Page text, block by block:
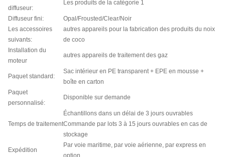
diffuseur:
Les produits de la catégorie 1
Diffuseur fini:
Opal/Frousted/Clear/Noir
Les accessoires
suivants:
autres appareils pour la fabrication des produits du noix
de coco
Installation du
moteur
autres appareils de traitement des gaz
Paquet standard:
Sac intérieur en PE transparent + EPE en mousse +
boîte en carton
Paquet
personnalisé:
Disponible sur demande
Temps de traitement
Échantillons dans un délai de 3 jours ouvrables
Commande par lots 3 à 15 jours ouvrables en cas de
stockage
Expédition
Par voie maritime, par voie aérienne, par express en
option